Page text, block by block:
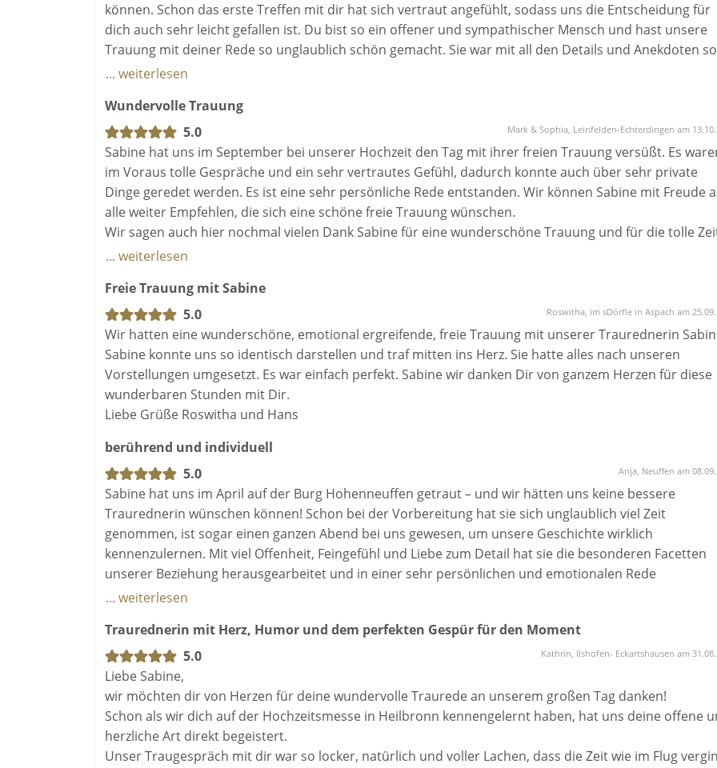
können. Schon das erste Treffen mit dir hat sich vertraut angefühlt, sodass uns die Entscheidung für
dich auch sehr leicht gefallen ist. Du bist so ein offener und sympathischer Mensch und hast unsere
Trauung mit deiner Rede so unglaublich schön gemacht. Sie war mit all den Details und Anekdoten so
persönlich, emotional und humorvoll, eben ganz auf uns zugeschnitten.
Man konnte dich jederzeit erreichen, selbst Stunden vor der Trauung warst du da für uns und hast uns
beruhigt, weil Regenwetter angesagt war. Doch irgendwie hat es gepasst, als es dann während der
Trauung angefangen hat zu regnen. Zum Glück geschützt in einer Scheune, es war traumhaft.
Du bist so ein Herzensmensch und wir würden dich zu 100 % weiterempfehlen.
Alles Liebe,
Anna & Daniel
... weiterlesen
Wundervolle Trauung
5.0
Mark & Sophia, Leinfelden-Echterdingen am
Sabine hat uns im September bei unserer Hochzeit den Tag mit ihrer freien Trauung versüßt. Es
im Voraus tolle Gespräche und ein sehr vertrautes Gefühl, dadurch konnte auch über sehr private
Dinge geredet werden. Es ist eine sehr persönliche Rede entstanden. Wir können Sabine mit Freude
alle weiter Empfehlen, die sich eine schöne freie Trauung wünschen.
Wir sagen auch hier nochmal vielen Dank Sabine für eine wunderschöne Trauung und für die tolle
davor, es hat uns Spaß gemacht mit dir am ,,großen Tisch“ zu plaudern. Alle unsere Vorstellungen und
... weiterlesen
Freie Trauung mit Sabine
5.0
Roswitha, im sDörfle in Aspach am
Wir hatten eine wunderschöne, emotional ergreifende, freie Trauung mit unserer Traurednerin
Sabine konnte uns so identisch darstellen und traf mitten ins Herz. Sie hatte alles nach unseren
Vorstellungen umgesetzt. Es war einfach perfekt. Sabine wir danken Dir von ganzem Herzen für diese
wunderbaren Stunden mit Dir.
Liebe Grüße Roswitha und Hans
berührend und individuell
5.0
Anja, Neuffen am
Sabine hat uns im April auf der Burg Hohenneuffen getraut – und wir hätten uns keine bessere
Traurednerin wünschen können! Schon bei der Vorbereitung hat sie sich unglaublich viel Zeit
genommen, ist sogar einen ganzen Abend bei uns gewesen, um unsere Geschichte wirklich
kennenzulernen. Mit viel Offenheit, Feingefühl und Liebe zum Detail hat sie die besonderen Facetten
unserer Beziehung herausgearbeitet und in einer sehr persönlichen und emotionalen Rede
zusammengeführt.
Am Tag der Trauung hat sie es geschafft, all das in Worte zu fassen, was uns verbindet – herzlich,
authentisch und mit einer wundervollen Leichtigkeit. Viele unserer Gäste haben uns danach gesagt,
berührend und individuell die Zeremonie war.
Wir sind Sabine unendlich dankbar für ihre Mühe, ihre Wärme und dafür, dass sie unsere Hochzeit so
besonders gemacht hat. Absolute Empfehlung für alle Paare, die sich eine persönliche, liebevolle und
professionelle Traurede wünschen!
... weiterlesen
Traurednerin mit Herz, Humor und dem perfekten Gespür für den Moment
5.0
Kathrin, Ilshofen- Eckartshausen am
Liebe Sabine,
wir möchten dir von Herzen für deine wundervolle Traurede an unserem großen Tag danken!
Schon als wir dich auf der Hochzeitsmesse in Heilbronn kennengelernt haben, hat uns deine offene
herzliche Art direkt begeistert.
Unser Traugespräch mit dir war so locker, natürlich und voller Lachen, dass die Zeit wie im Flug